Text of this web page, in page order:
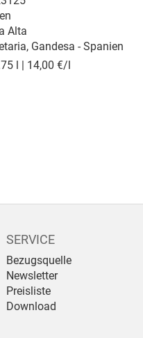
Alta
Gandesa - Spanien
l | 14,00 €/l
SERVICE
Bezugsquelle
Newsletter
Preisliste
Download